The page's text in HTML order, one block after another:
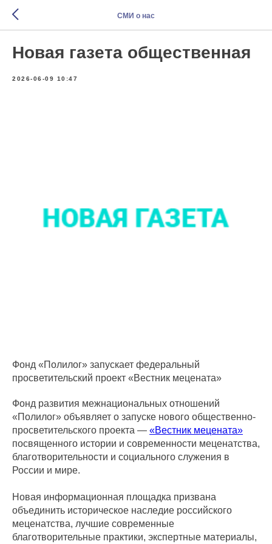
СМИ о нас
Новая газета общественная
2026-06-09 10:47
Фонд «Полилог» запускает федеральный
просветительский проект «Вестник мецената»
Фонд развития межнациональных отношений
«Полилог» объявляет о запуске нового общественно-
просветительского проекта — «Вестник мецената»
посвященного истории и современности меценатства,
благотворительности и социального служения в
России и мире.
Новая информационная площадка призвана
объединить историческое наследие российского
меценатства, лучшие современные
благотворительные практики, экспертные материалы,